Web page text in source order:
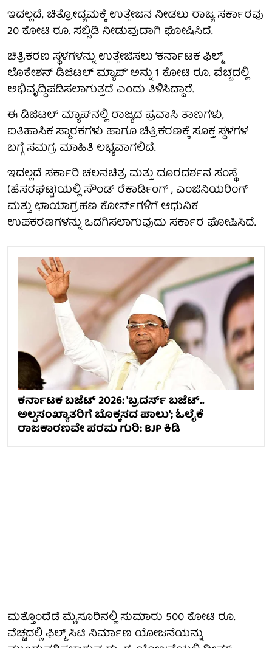
ಇದಲ್ಲದೆ, ಚಿತ್ರೋದ್ಯಮಕ್ಕೆ ಉತ್ತೇಜನ ನೀಡಲು ರಾಜ್ಯ ಸರ್ಕಾರವು
20 ಕೋಟಿ ರೂ. ಸಬ್ಸಿಡಿ ನೀಡುವುದಾಗಿ ಘೋಷಿಸಿದೆ.
ಚಿತ್ರಿಕರಣ ಸ್ಥಳಗಳನ್ನು ಉತ್ತೇಜಿಸಲು ‘ಕರ್ನಾಟಕ ಫಿಲ್ಮ್
ಲೊಕೇಶನ್ ಡಿಜಿಟಲ್ ಮ್ಯಾಪ್’ ಅನ್ನು 1 ಕೋಟಿ ರೂ. ವೆಚ್ಚದಲ್ಲಿ
ಅಭಿವೃದ್ಧಿಪಡಿಸಲಾಗುತ್ತದೆ ಎಂದು ತಿಳಿಸಿದ್ದಾರೆ.
ಈ ಡಿಜಿಟಲ್ ಮ್ಯಾಪ್‌ನಲ್ಲಿ ರಾಜ್ಯದ ಪ್ರವಾಸಿ ತಾಣಗಳು,
ಐತಿಹಾಸಿಕ ಸ್ಮಾರಕಗಳು ಹಾಗೂ ಚಿತ್ರಿಕರಣಕ್ಕೆ ಸೂಕ್ತ ಸ್ಥಳಗಳ
ಬಗ್ಗೆ ಸಮಗ್ರ ಮಾಹಿತಿ ಲಭ್ಯವಾಗಲಿದೆ.
ಇದಲ್ಲದೆ ಸರ್ಕಾರಿ ಚಲನಚಿತ್ರ ಮತ್ತು ದೂರದರ್ಶನ ಸಂಸ್ಥೆ
(ಹೆಸರಘಟ್ಟ)ಯಲ್ಲಿ ಸೌಂಡ್ ರೆಕಾರ್ಡಿಂಗ್ , ಎಂಜಿನಿಯರಿಂಗ್
ಮತ್ತು ಛಾಯಾಗ್ರಹಣ ಕೋರ್ಸ್‌ಗಳಿಗೆ ಆಧುನಿಕ
ಉಪಕರಣಗಳನ್ನು ಒದಗಿಸಲಾಗುವುದು ಸರ್ಕಾರ ಘೋಷಿಸಿದೆ.
ಕರ್ನಾಟಕ ಬಜೆಟ್ 2026: 'ಬ್ರದರ್ಸ್ ಬಜೆಟ್..
ಅಲ್ಪಸಂಖ್ಯಾತರಿಗೆ ಬೊಕ್ಕಸದ ಪಾಲು'; ಓಲೈಕೆ
ರಾಜಕಾರಣವೇ ಪರಮ ಗುರಿ: BJP ಕಿಡಿ
ಮತ್ತೊಂದೆಡೆ ಮೈಸೂರಿನಲ್ಲಿ ಸುಮಾರು 500 ಕೋಟಿ ರೂ.
ವೆಚ್ಚದಲ್ಲಿ ಫಿಲ್ಮ್ ಸಿಟಿ ನಿರ್ಮಾಣ ಯೋಜನೆಯನ್ನು